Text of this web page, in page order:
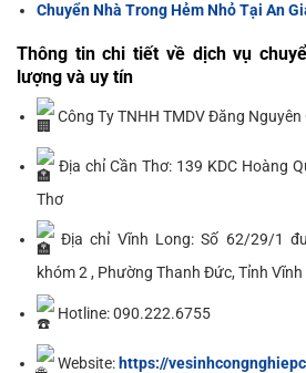
Chuyển Nhà Trong Hẻm Nhỏ Tại An
Thông tin chi tiết về dịch vụ
lượng và uy tín
Công Ty TNHH TMDV Đăng Nguyên
Địa chỉ Cần Thơ: 139 KDC Hoàng
Thơ
Địa chỉ Vĩnh Long: Số 62/29/1
khóm 2 , Phường Thanh Đức, Tỉnh Vĩnh
Hotline: 090.222.6755
Website: https://